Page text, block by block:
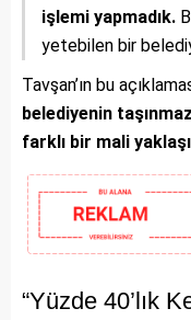
işlemi yapmadık.
yetebilen bir
Tavşan’ın bu
belediyenin
farklı bir mali
“Yüzde 40’lık